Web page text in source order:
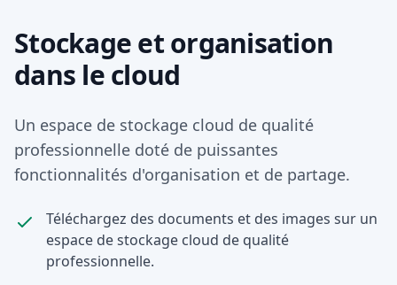
Stockage et organisation
dans le cloud
Un espace de stockage cloud de qualité
professionnelle doté de puissantes
fonctionnalités d'organisation et de partage.
Téléchargez des documents et des images sur un
espace de stockage cloud de qualité
professionnelle.